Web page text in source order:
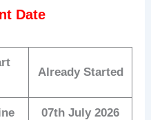
Date
Already Started
07th July 2026